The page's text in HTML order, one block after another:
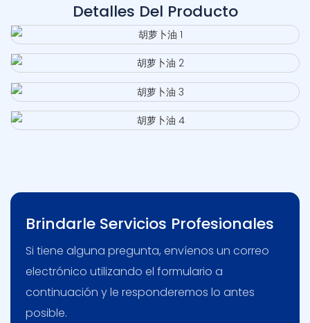
Detalles Del Producto
Brindarle Servicios Profesionales
Si tiene alguna pregunta, envíenos un correo
electrónico utilizando el formulario a
continuación y le responderemos lo antes
posible.